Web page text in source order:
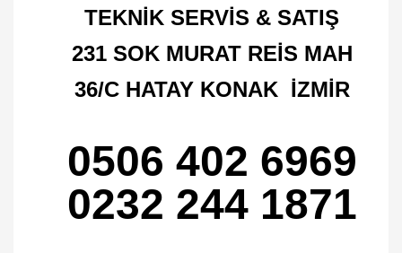
TEKNİK SERVİS & SATIŞ
231 SOK MURAT REİS MAH
36/C HATAY KONAK İZMİR
0506 402 6969
0232 244 1871